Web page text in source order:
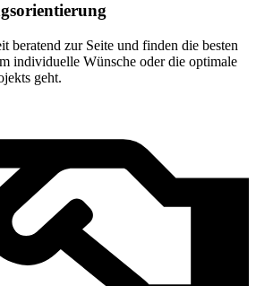
beratend zur Seite und finden die besten
individuelle Wünsche oder die optimale
geht.